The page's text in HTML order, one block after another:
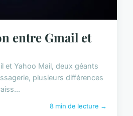
entre Gmail et
et Yahoo Mail, deux géants
plusieurs différences
8 min de lecture →